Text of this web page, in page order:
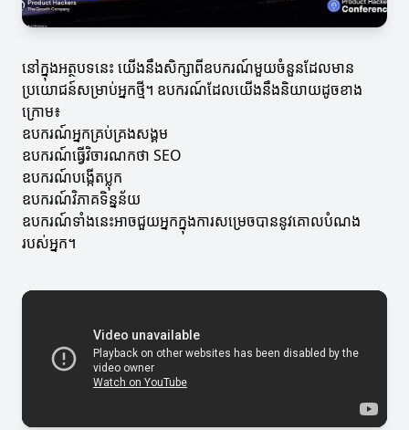
នៅក្នុងអត្ថបទនេះ យើងនឹងសិក្សាពីឧបករណ៍មួយចំនួនដែលមាន
ប្រយោជន៍សម្រាប់អ្នកថ្មី។ ឧបករណ៍ដែលយើងនឹងនិយាយដូចខាង
ក្រោម៖
ឧបករណ៍អ្នកគ្រប់គ្រងសង្គម
ឧបករណ៍ធ្វើវិចារណកថា SEO
ឧបករណ៍បង្កើតប្លុក
ឧបករណ៍វិភាគទិន្នន័យ
ឧបករណ៍ទាំងនេះអាចជួយអ្នកក្នុងការសម្រេចបាននូវគោលបំណង
របស់អ្នក។